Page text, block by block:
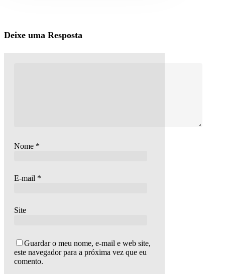
Deixe uma Resposta
Nome *
E-mail *
Site
Guardar o meu nome, e-mail e web site,
este navegador para a próxima vez que eu
comento.